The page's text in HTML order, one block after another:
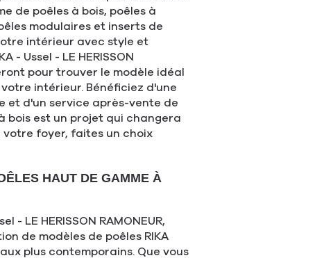
de poêles à bois, poêles à
modulaires et inserts de
intérieur avec style et
- Ussel - LE HERISSON
pour trouver le modèle idéal
intérieur. Bénéficiez d'une
et d'un service après-vente de
bois est un projet qui changera
foyer, faites un choix
HAUT DE GAMME À
- LE HERISSON RAMONEUR,
de modèles de poêles RIKA
plus contemporains. Que vous